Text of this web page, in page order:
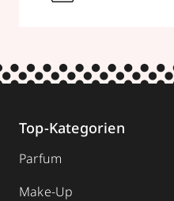
Top-Kategorien
Parfum
Make-Up